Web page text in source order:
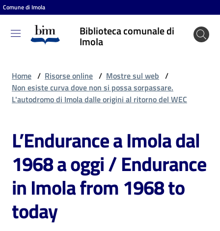
Vai al contenuto
Vai alla navigazione
Vai al footer
Comune di Imola
Biblioteca comunale di
Imola
Biblioteca
comunale
Cosa
puoi
fare
Scopri
Home / Risorse online / Mostre sul web /
Non esiste curva dove non si possa sorpassare.
L'autodromo di Imola dalle origini al ritorno del WEC
L’Endurance a Imola dal
1968 a oggi / Endurance
in Imola from 1968 to
today